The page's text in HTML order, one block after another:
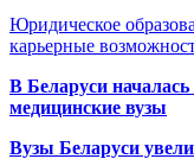
Юридическое
карьерные
В Беларуси
медицинские вузы
Вузы Беларуси